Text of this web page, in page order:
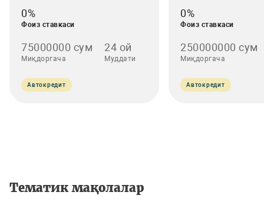
0%
Фоиз ставкаси
75000000 сум
Миқдоргача
24 ой
Муддати
Автокредит
0%
Фоиз ставкаси
250000000 сум
Миқдоргача
Автокредит
Тематик мақолалар